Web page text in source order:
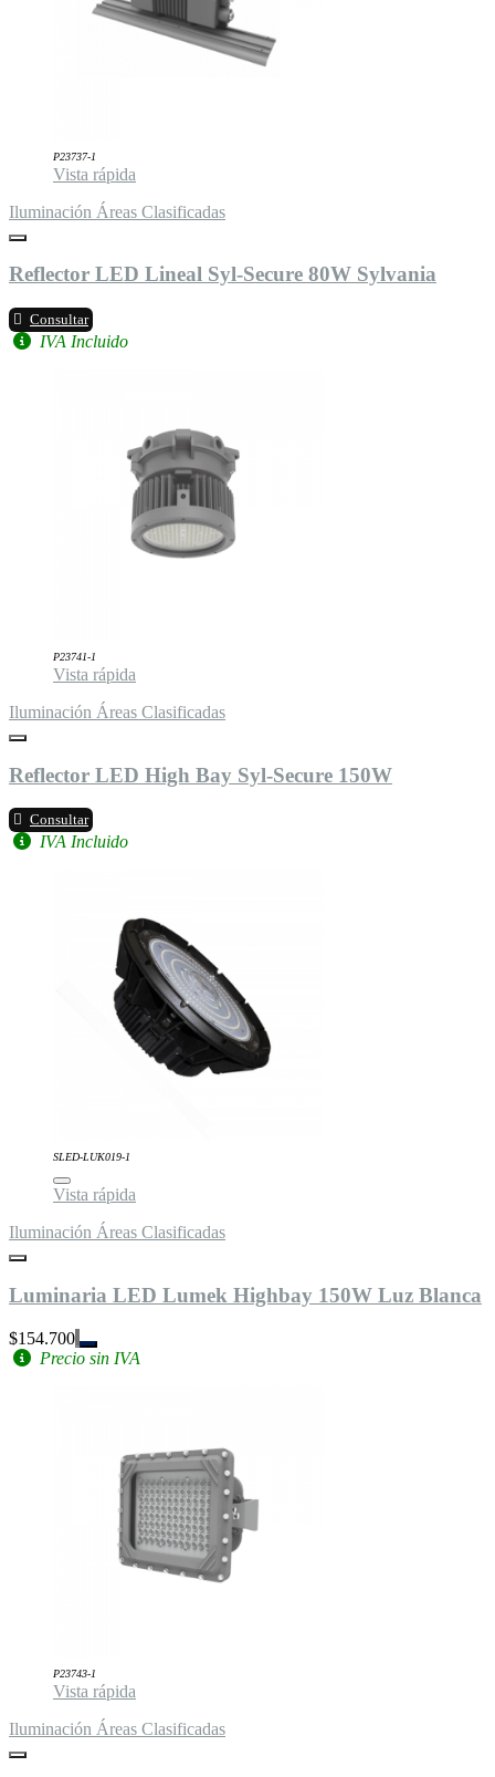
P23737-1
Vista rápida
Iluminación Áreas Clasificadas
Reflector LED Lineal Syl-Secure 80W Sylvania
Consultar
IVA Incluido
P23741-1
Vista rápida
Iluminación Áreas Clasificadas
Reflector LED High Bay Syl-Secure 150W
Consultar
IVA Incluido
SLED-LUK019-1
Vista rápida
Iluminación Áreas Clasificadas
Luminaria LED Lumek Highbay 150W Luz Blanca
$154.700
Precio sin IVA
P23743-1
Vista rápida
Iluminación Áreas Clasificadas